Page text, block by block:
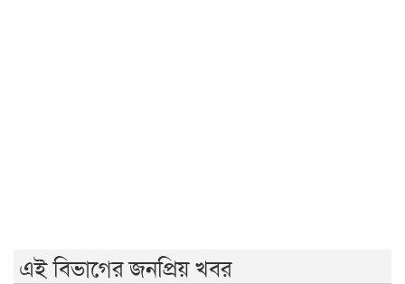
এই বিভাগের জনপ্রিয় খবর